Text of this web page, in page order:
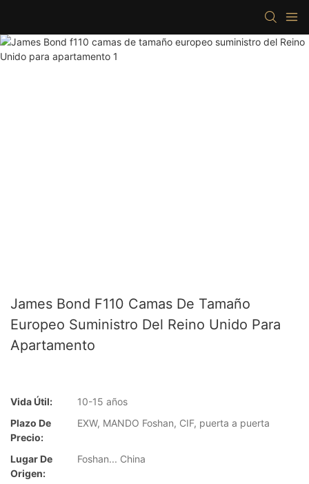
James Bond F110 Camas De Tamaño
Europeo Suministro Del Reino Unido Para
Apartamento
Vida Útil:
10-15 años
Plazo De
Precio:
EXW, MANDO Foshan, CIF, puerta a puerta
Lugar De
Origen:
Foshan... China